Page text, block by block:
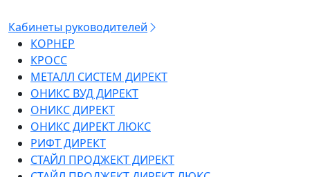
Кабинеты руководителей
КОРНЕР
КРОСС
МЕТАЛЛ СИСТЕМ ДИРЕКТ
ОНИКС ВУД ДИРЕКТ
ОНИКС ДИРЕКТ
ОНИКС ДИРЕКТ ЛЮКС
РИФТ ДИРЕКТ
СТАЙЛ ПРОДЖЕКТ ДИРЕКТ